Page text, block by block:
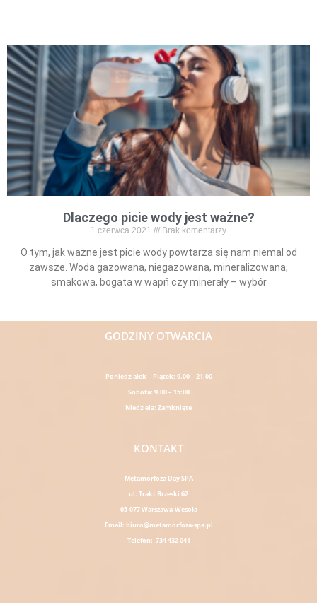
Dlaczego picie wody jest ważne?
1 czerwca 2021 Brak komentarzy
O tym, jak ważne jest picie wody powtarza się nam niemal od
zawsze. Woda gazowana, niegazowana, mineralizowana,
smakowa, bogata w wapń czy minerały – wybór
GODZINY OTWARCIA
Poniedziałek – Piątek: 9.00 – 21.00
Sobota: 9.00 – 15:00
Niedziela: Zamknięte
KONTAKT
Metamorfoza Day SPA
ul. Trakt Brzeski 62
05-077 Warszawa-Wesoła
Email: biuro@metamorfoza-spa.pl
Telefon: 734 432 041